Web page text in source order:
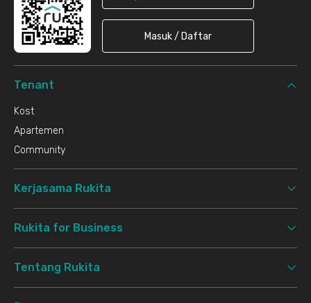
Masuk / Daftar
Tenant
Kost
Apartemen
Community
Kerjasama Rukita
Rukita for Business
Tentang Rukita